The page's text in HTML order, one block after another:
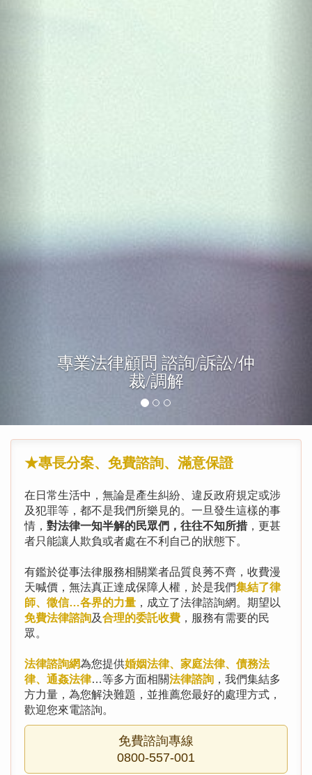
專長分案、免費諮詢
★專長分案、免費諮詢、滿意保證
在日常生活中，無論是產生糾紛、違反政府規定或涉
及犯罪等，都不是我們所樂見的。一旦發生這樣的事
情， 對法律一知半解的民眾們，往往不知所措，更甚
者只能讓人欺負或者處在不利自己的狀態下。
有鑑於從事法律服務相關業者品質良莠不齊，收費漫
天喊價，無法真正達成保障人權，於是我們集結了律
師、徵信…各界的力量 ，成立了法律諮詢網。期望以
免費法律諮詢及合理的委託收費 ，服務有需要的民
眾。
法律諮詢網為您提供婚姻法律、家庭法律、債務法
律、通姦法律…等多方面相關法律諮詢 ，我們集結多
方力量，為您解決難題，並推薦您最好的處理方式，
歡迎您來電諮詢。
免費諮詢專線
0800-557-001